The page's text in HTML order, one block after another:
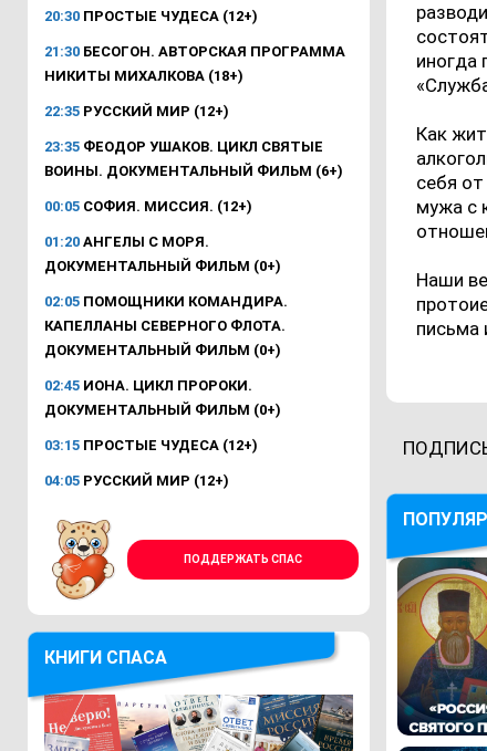
20:30 ПРОСТЫЕ ЧУДЕСА (12+)
21:30 БЕСОГОН. АВТОРСКАЯ ПРОГРАММА
НИКИТЫ МИХАЛКОВА (18+)
22:35 РУССКИЙ МИР (12+)
23:35 ФЕОДОР УШАКОВ. ЦИКЛ СВЯТЫЕ
ВОИНЫ. ДОКУМЕНТАЛЬНЫЙ ФИЛЬМ (6+)
00:05 СОФИЯ. МИССИЯ. (12+)
01:20 АНГЕЛЫ С МОРЯ.
ДОКУМЕНТАЛЬНЫЙ ФИЛЬМ (0+)
02:05 ПОМОЩНИКИ КОМАНДИРА.
КАПЕЛЛАНЫ СЕВЕРНОГО ФЛОТА.
ДОКУМЕНТАЛЬНЫЙ ФИЛЬМ (0+)
02:45 ИОНА. ЦИКЛ ПРОРОКИ.
ДОКУМЕНТАЛЬНЫЙ ФИЛЬМ (0+)
03:15 ПРОСТЫЕ ЧУДЕСА (12+)
04:05 РУССКИЙ МИР (12+)
ПОДДЕРЖАТЬ СПАС
КНИГИ СПАСА
иногда
Как
себя
мужа с
Наши
письма